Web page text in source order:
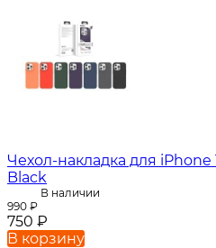
Чехол-накладка для iPhone
Black
В наличии
990 ₽
750 ₽
В корзину